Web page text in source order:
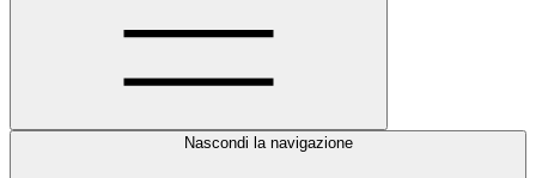
Nascondi la navigazione